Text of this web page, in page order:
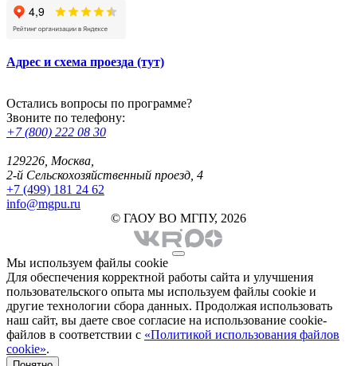
Адрес и схема проезда (тут)
Остались вопросы по программе?
Звоните по телефону:
+7 (800) 222 08 30
129226, Москва,
2-й Сельскохозяйственный проезд, 4
+7 (499) 181 24 62
info@mgpu.ru
© ГАОУ ВО МГПУ, 2026
Мы используем файлы cookie
Для обеспечения корректной работы сайта и улучшения
пользовательского опыта мы используем файлы cookie и
другие технологии сбора данных. Продолжая использовать
наш сайт, вы даете свое согласие на использование cookie-
файлов в соответствии с «Политикой использования файлов
cookie».